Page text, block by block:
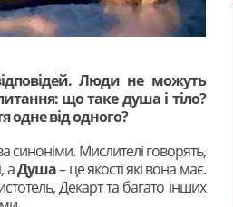
Люди не можуть
що таке душа і тіло?
одне від одного?
синоніми. Мислителі говорять,
аДуша– це якості які вона має.
Декарт та багато інших